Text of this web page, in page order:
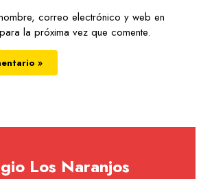
correo electrónico y web en
la próxima vez que comente.
Los Naranjos